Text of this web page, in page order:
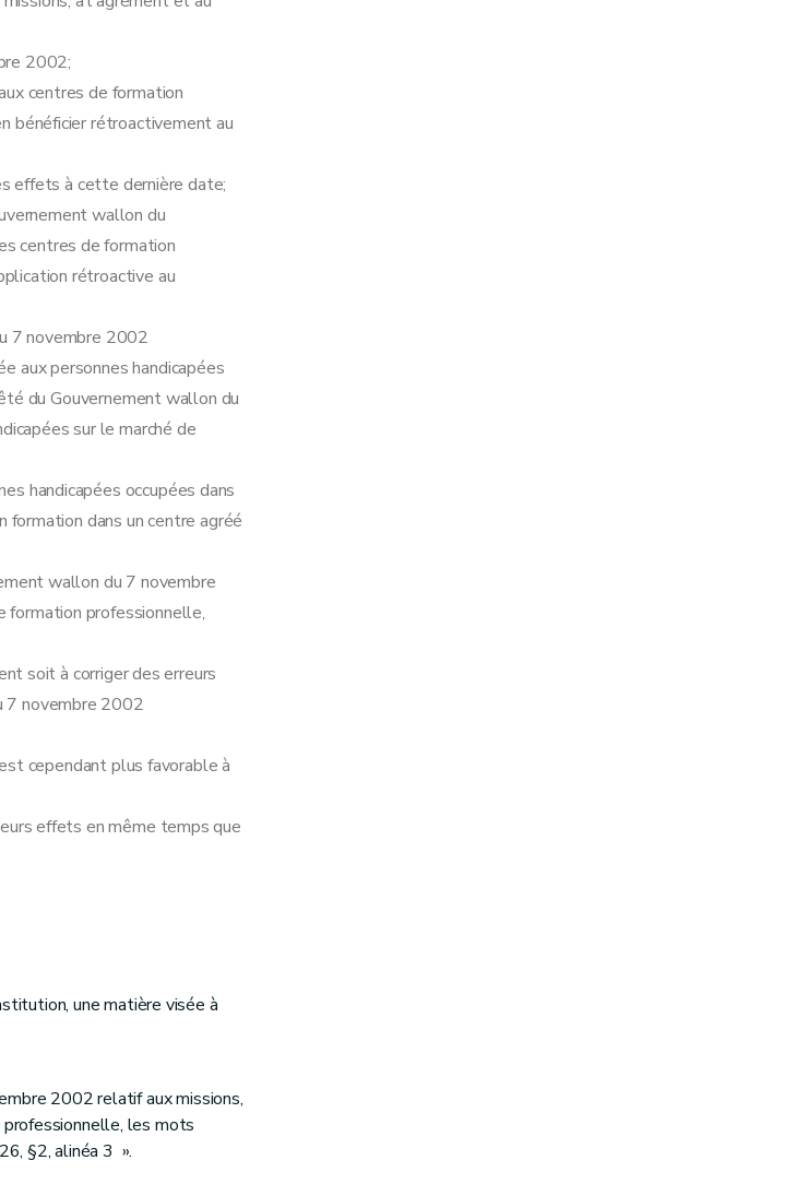
2002;
centres de formation
bénéficier rétroactivement au
effets à cette dernière date;
wallon du
centres de formation
rétroactive au
7 novembre 2002
aux personnes handicapées
du Gouvernement wallon du
sur le marché de
handicapées occupées dans
dans un centre agréé
wallon du 7 novembre
formation professionnelle,
soit à corriger des erreurs
7 novembre 2002
cependant plus favorable à
effets en même temps que
une matière visée à
2002 relatif aux missions,
les mots
§2, alinéa 3 ».